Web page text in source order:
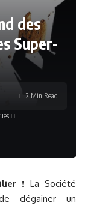
des
Super-
2 Min Read
! La Société
dégainer un